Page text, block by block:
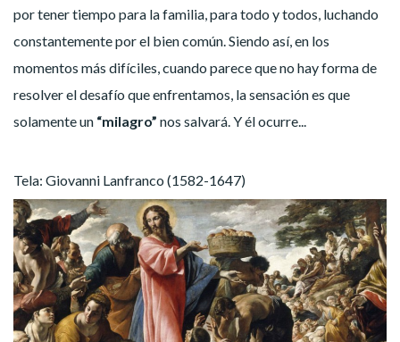
por tener tiempo para la familia, para todo y todos, luchando
constantemente por el bien común. Siendo así, en los
momentos más difíciles, cuando parece que no hay forma de
resolver el desafío que enfrentamos, la sensación es que
solamente un “milagro” nos salvará. Y él ocurre...
Tela: Giovanni Lanfranco (1582-1647)